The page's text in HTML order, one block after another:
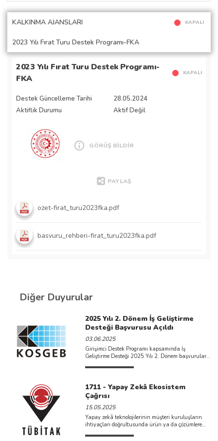
KALKINMA AJANSLARI
2023 Yılı Fırat Turu Destek Programı-FKA
KAPALI
2023 Yılı Fırat Turu Destek Programı-
FKA
KAPALI
Destek Güncelleme Tarihi
28.05.2024
Aktiflik Durumu
Aktif Değil
GÖRÜŞ BİLDİR
PAYLAŞ
ozet-firat_turu2023fka.pdf
basvuru_rehberi-firat_turu2023fka.pdf
Diğer Duyurular
2025 Yılı 2. Dönem İş Geliştirme
Desteği Başvurusu Açıldı
03.06.2025
Girişimci Destek Programı kapsamında İş
Geliştirme Desteği 2025 Yılı 2. Dönem başvuruları
1711 - Yapay Zekâ Ekosistem
Çağrısı
15.05.2025
Yapay zekâ teknolojilerinin müşteri kuruluşların
ihtiyaçları doğrultusunda ürün ya da çözümlere